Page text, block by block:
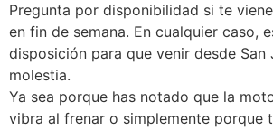
Pregunta por disponibilidad si te
en fin de semana. En cualquier caso,
disposición para que venir desde San
molestia.
Ya sea porque has notado que la
vibra al frenar o simplemente porque